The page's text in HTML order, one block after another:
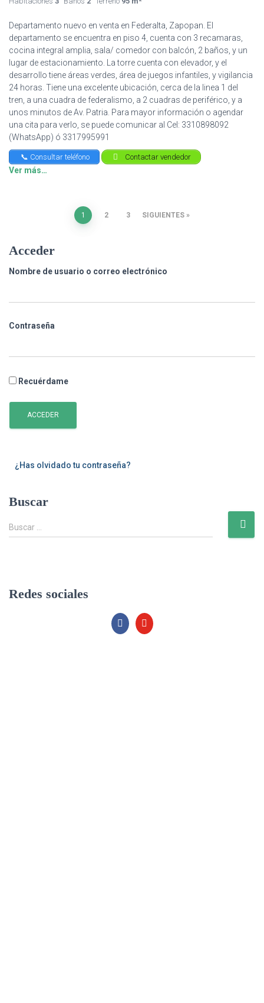
Departamento nuevo en venta en Federalta, Zapopan. El
departamento se encuentra en piso 4, cuenta con 3 recamaras,
cocina integral amplia, sala/ comedor con balcón, 2 baños, y un
lugar de estacionamiento. La torre cuenta con elevador, y el
desarrollo tiene áreas verdes, área de juegos infantiles, y vigilancia
24 horas. Tiene una excelente ubicación, cerca de la linea 1 del
tren, a una cuadra de federalismo, a 2 cuadras de periférico, y a
unos minutos de Av. Patria. Para mayor información o agendar
una cita para verlo, se puede comunicar al Cel: 3310898092
(WhatsApp) ó 3317995991
📞 Consultar teléfono Contactar vendedor
Ver más…
Paginación
de
entradas
1 2 3 SIGUIENTES
Acceder
Nombre de usuario o correo electrónico
Contraseña
Recuérdame
ACCEDER
¿Has olvidado tu contraseña?
Buscar
B
:
Buscar …
Redes sociales